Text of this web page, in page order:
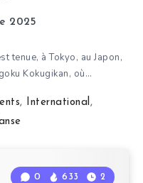
2025
tenue, à Tokyo, au Japon,
Kokugikan, où…
, International,
0 633 2